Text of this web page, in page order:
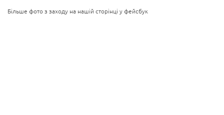
Більше фото з заходу на нашій сторінці у фейсбук